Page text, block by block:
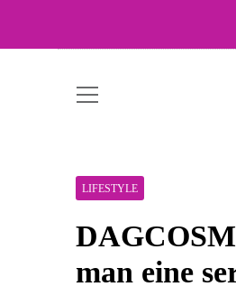
content
LIFESTYLE
man eine